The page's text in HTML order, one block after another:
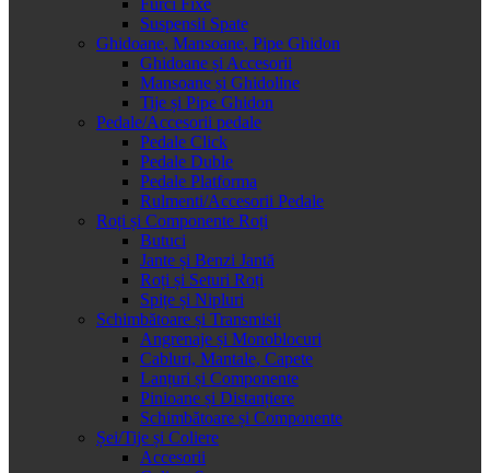
Suspensii Spate
Ghidoane, Mansoane, Pipe Ghidon
Ghidoane și Accesorii
Mansoane și Ghidoline
Tije și Pipe Ghidon
Pedale/Accesorii pedale
Pedale Click
Pedale Duble
Pedale Platforma
Rulmenti/Accesorii Pedale
Roți și Componente Roți
Butuci
Jante și Benzi Jantă
Roți și Seturi Roți
Spițe și Nipluri
Schimbătoare și Transmisii
Angrenaje și Monoblocuri
Cabluri, Mantale, Capete
Lanțuri și Componente
Pinioane și Distanțiere
Schimbătoare și Componente
Șei/Tije și Coliere
Accesorii